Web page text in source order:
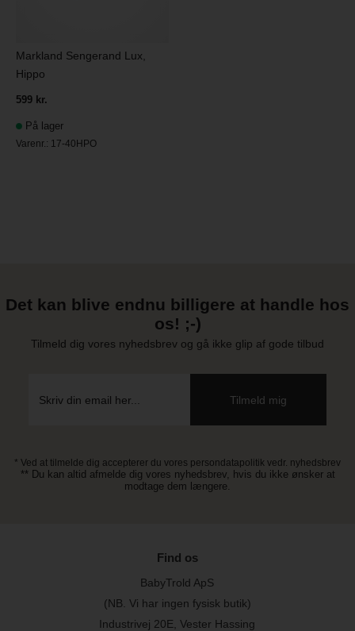
Markland Sengerand Lux,
Hippo
599 kr.
På lager
Varenr.: 17-40HPO
Det kan blive endnu billigere at handle hos
os! ;-)
Tilmeld dig vores nyhedsbrev og gå ikke glip af gode tilbud
* Ved at tilmelde dig accepterer du vores persondatapolitik vedr. nyhedsbrev
** Du kan altid afmelde dig vores nyhedsbrev, hvis du ikke ønsker at
modtage dem længere.
Find os
BabyTrold ApS
(NB. Vi har ingen fysisk butik)
Industrivej 20E, Vester Hassing